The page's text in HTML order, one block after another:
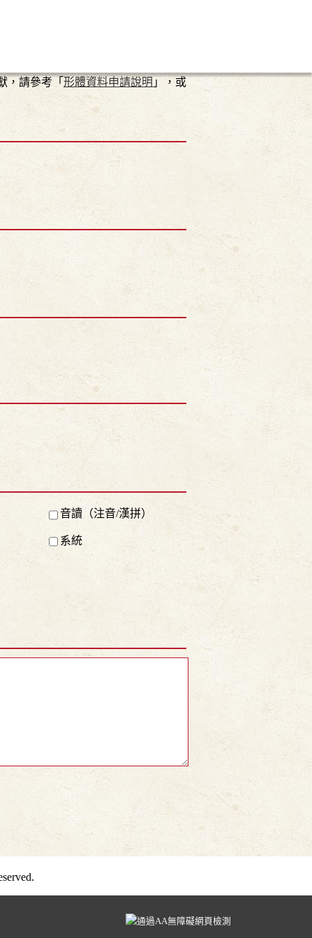
，請參考「 形體資料申請說明 」，或
音讀（注音/漢拼）
系統